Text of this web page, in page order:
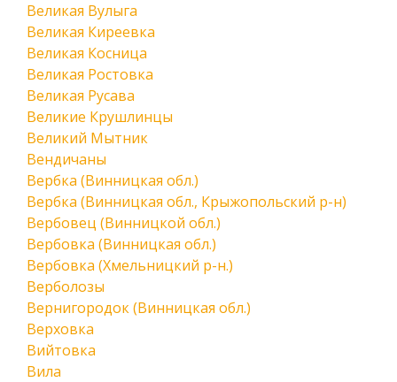
Великая Вулыга
Великая Киреевка
Великая Косница
Великая Ростовка
Великая Русава
Великие Крушлинцы
Великий Мытник
Вендичаны
Вербка (Винницкая обл.)
Вербка (Винницкая обл., Крыжопольский р-н)
Вербовец (Винницкой обл.)
Вербовка (Винницкая обл.)
Вербовка (Хмельницкий р-н.)
Верболозы
Вернигородок (Винницкая обл.)
Верховка
Вийтовка
Вила